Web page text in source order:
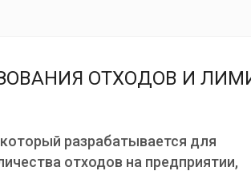
ОТХОДОВ И
разрабатывается для
отходов на предприятии,